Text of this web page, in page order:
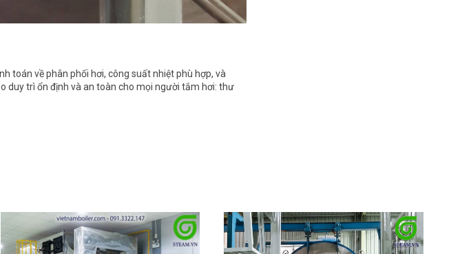
toán về phân phối hơi, công suất nhiệt phù hợp, và
duy trì ổn định và an toàn cho mọi người tắm hơi: thư